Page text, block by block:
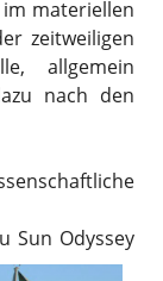
im materiellen
zeitweiligen
allgemein
nach den
Sun Odyssey